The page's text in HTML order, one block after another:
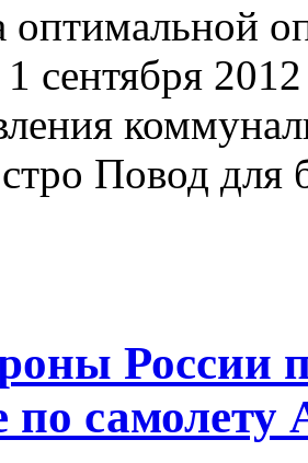
оптимальной
сентября
Повод для
России
самолету